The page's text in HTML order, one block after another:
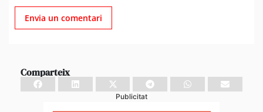
Comparteix
Publicitat